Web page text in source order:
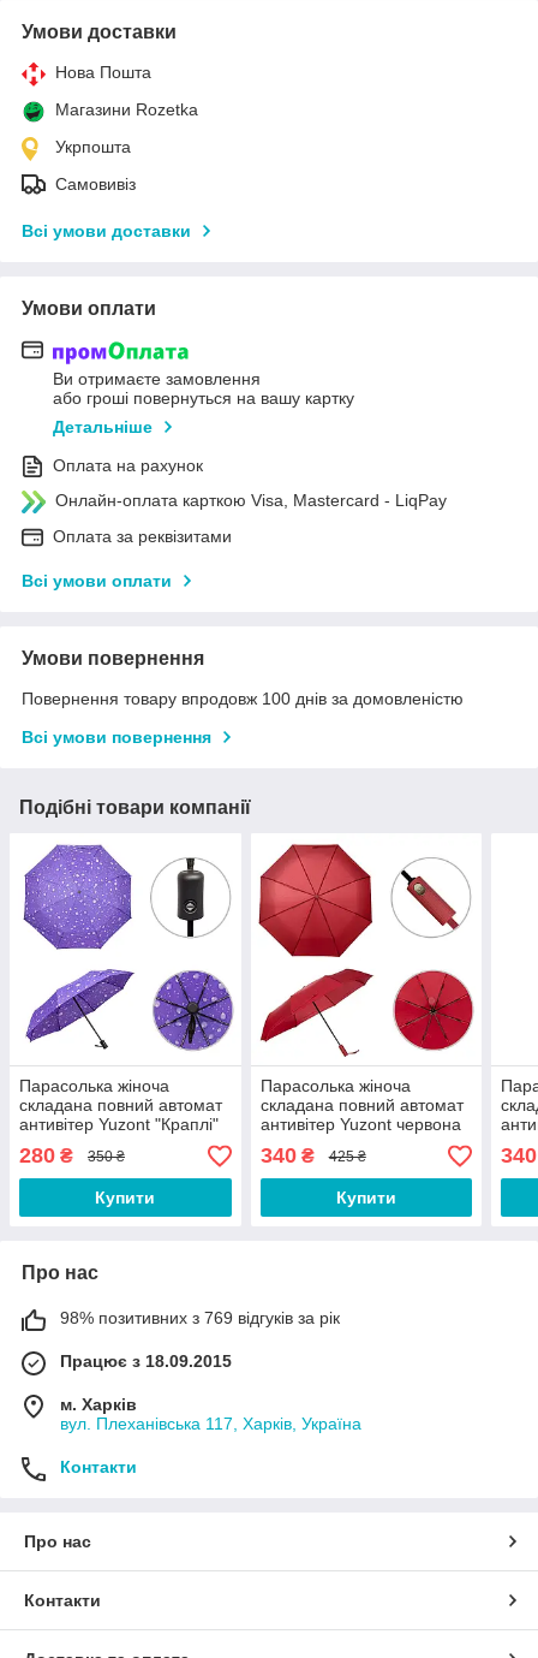
Умови доставки
Нова Пошта
Магазини Rozetka
Укрпошта
Самовивіз
Всі умови доставки
Умови оплати
Ви отримаєте замовлення
або гроші повернуться на вашу картку
Детальніше
Оплата на рахунок
Онлайн-оплата карткою Visa, Mastercard - LiqPay
Оплата за реквізитами
Всі умови оплати
Умови повернення
Повернення товару впродовж 100 днів за домовленістю
Всі умови повернення
Подібні товари компанії
Парасолька жіноча
складана повний автомат
антивітер Yuzont "Краплі"
280 ₴ 350 ₴
Купити
Парасолька жіноча
складана повний автомат
антивітер Yuzont червона
340₴ 425 ₴
Купити
340
Про нас
98% позитивних з 769 відгуків за рік
Працює з 18.09.2015
м. Харків
вул. Плеханівська 117, Харків, Україна
Контакти
Про нас
Контакти